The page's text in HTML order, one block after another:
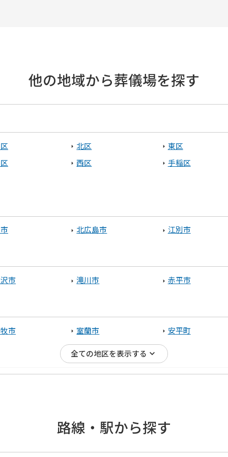
他の地域から葬儀場を探す
北区 東区
西区 手稲区
北広島市 江別市
市 滝川市 赤平市
市 室蘭市 安平町
全ての地区を表示する
路線・駅から探す